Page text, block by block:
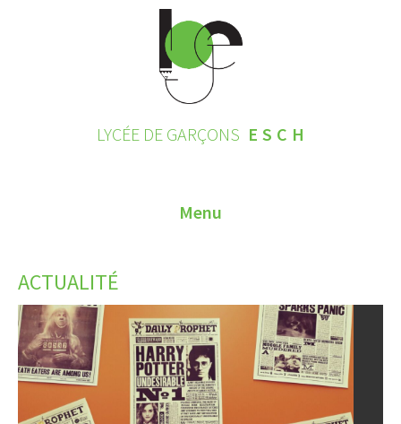
LYCÉE DE GARÇONS ESCH
Menu
CONTACT
INSCRIPTIONS 2026
LE LYCÉE
LET’S GO SCIENCE
ACTUALITÉ